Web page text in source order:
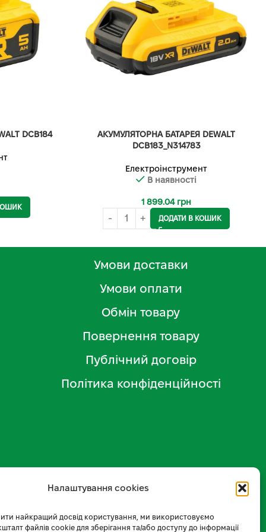
Налаштування cookies
найкращий досвід користування, ми використовуємо
файлів cookie для зберігання та/або доступу до інформації
DCB184
АКУМУЛЯТОРНА БАТАРЕЯ DEWALT
DCB183_N314783
Електроінструмент
В наявності
1 899.04 грн
ДОДАТИ В КОШИК
Умови доставки
Умови оплати
Обмін товару
Повернення товару
Публічний договір
Політика конфіденційності